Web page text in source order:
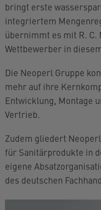
bringt erste
integriertem
übernimmt es mit R. C.
Wettbewerber in
Die Neoperl Gruppe
mehr auf ihre
Entwicklung, Montage
Vertrieb.
Zudem gliedert
für Sanitärprodukte in
eigene
des deutschen